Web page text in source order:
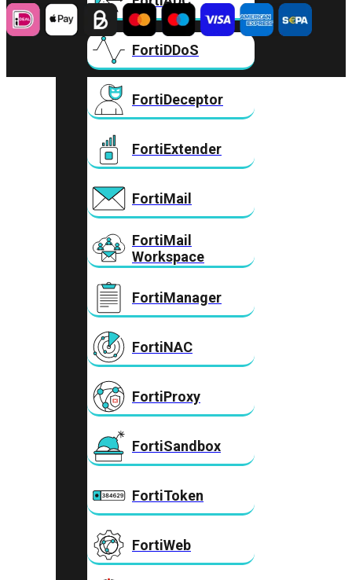
FortiDDoS
FortiDeceptor
FortiExtender
FortiMail
FortiMail
Workspace
FortiManager
FortiNAC
FortiProxy
FortiSandbox
FortiToken
FortiWeb